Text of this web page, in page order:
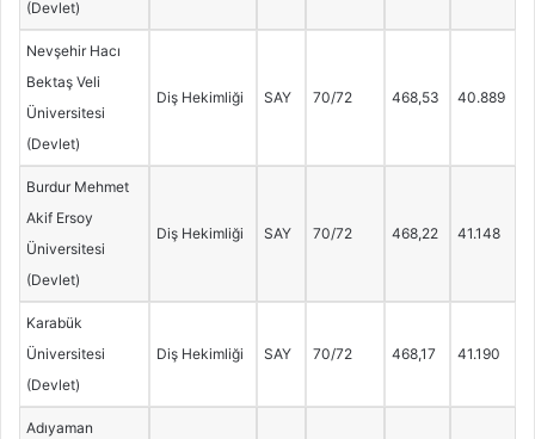
(Devlet)
Nevşehir Hacı
Bektaş Veli
Üniversitesi
(Devlet)
Diş Hekimliği SAY 70/72 468,53 40.889
Burdur Mehmet
Akif Ersoy
Üniversitesi
(Devlet)
Diş Hekimliği SAY 70/72 468,22 41.148
Karabük
Üniversitesi
(Devlet)
Diş Hekimliği SAY 70/72 468,17 41.190
Adıyaman